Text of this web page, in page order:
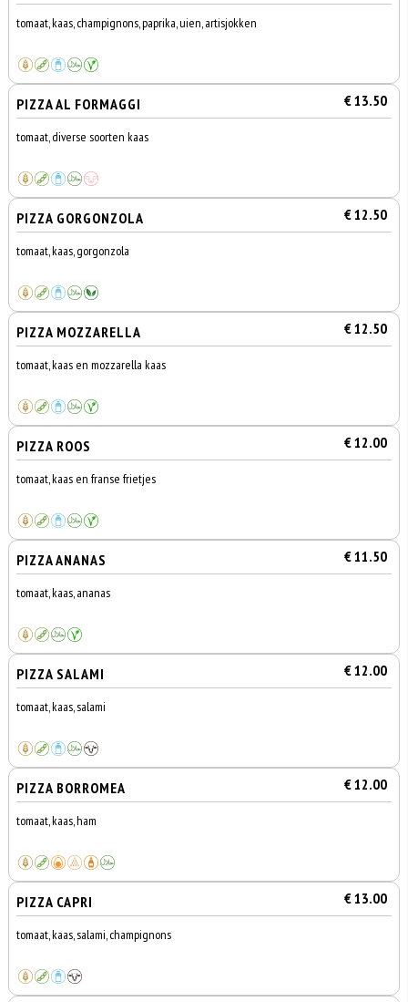
tomaat, kaas, champignons, paprika, uien, artisjokken
PIZZA AL FORMAGGI € 13.50
tomaat, diverse soorten kaas
PIZZA GORGONZOLA € 12.50
tomaat, kaas, gorgonzola
PIZZA MOZZARELLA € 12.50
tomaat, kaas en mozzarella kaas
PIZZA ROOS € 12.00
tomaat, kaas en franse frietjes
PIZZA ANANAS € 11.50
tomaat, kaas, ananas
PIZZA SALAMI € 12.00
tomaat, kaas, salami
PIZZA BORROMEA € 12.00
tomaat, kaas, ham
PIZZA CAPRI € 13.00
tomaat, kaas, salami, champignons